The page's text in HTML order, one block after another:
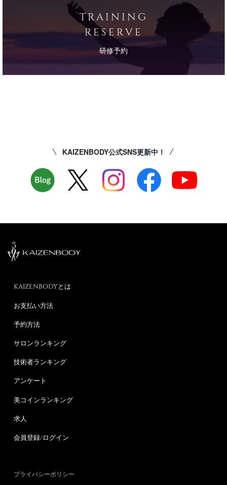
TRAINING
RESERVE
研修予約
KAIZENBODY公式SNS更新中！
KAIZENBODYとは
お支払い方法
予約方法
サロンランキング
技術者ランキング
アンケート
美コインランキング
求人
会員登録/ログイン
プライバシーポリシー